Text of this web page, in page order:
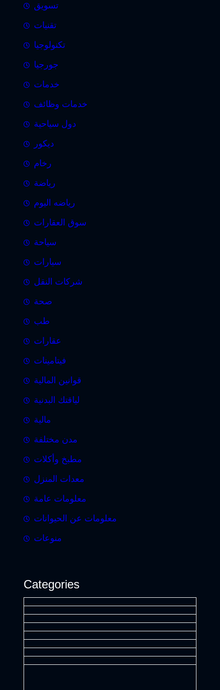
تسويق
تقنيات
تكنولوجيا
جورجيا
خدمات
خدمات وظائف
دول سياحية
ديكور
رخام
رياضة
رياضه اليوم
سوق العقارات
سياحة
سيارات
شركات النقل
صحة
طب
عقارات
فيتامينات
قوانين المالية
لياقتك البدنية
مالية
مدن مختلفة
مطبخ وأكلات
معدات المنزل
معلومات عامة
معلومات عن الحيوانات
منوعات
Categories